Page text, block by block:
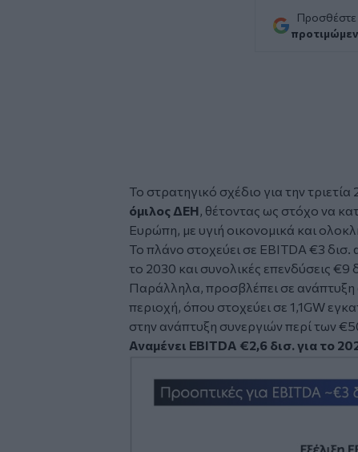
Προσθέστε
Το στρατηγικό σχέδιο για την
όμιλος ΔΕΗ, θέτοντας ως στόχο να
Ευρώπη, με υγιή οικονομικά και
Το πλάνο στοχεύει σε EBITDA €3
το 2030 και συνολικές επενδύσεις €9
Παράλληλα, προσβλέπει σε ανάπτυξη
περιοχή, όπου στοχεύει σε 1,1GW
στην ανάπτυξη συνεργιών περί των
Αναμένει ΕΒΙΤDA €2,6 δισ. για το